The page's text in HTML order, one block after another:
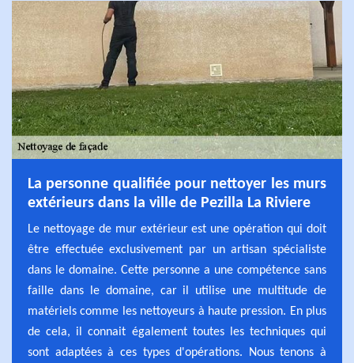
La personne qualifiée pour nettoyer les murs
extérieurs dans la ville de Pezilla La Riviere
Le nettoyage de mur extérieur est une opération qui doit
être effectuée exclusivement par un artisan spécialiste
dans le domaine. Cette personne a une compétence sans
faille dans le domaine, car il utilise une multitude de
matériels comme les nettoyeurs à haute pression. En plus
de cela, il connait également toutes les techniques qui
sont adaptées à ces types d'opérations. Nous tenons à